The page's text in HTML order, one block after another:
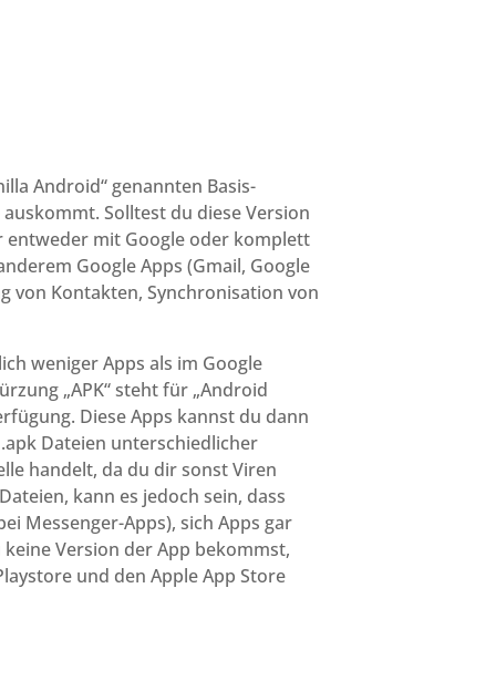
Android“ genannten Basis-
Solltest du diese Version
entweder mit Google oder komplett
Google Apps (Gmail, Google
von Kontakten, Synchronisation von
weniger Apps als im Google
„APK“ steht für „Android
Diese Apps kannst du dann
Dateien unterschiedlicher
handelt, da du dir sonst Viren
kann es jedoch sein, dass
Messenger-Apps), sich Apps gar
Version der App bekommst,
und den Apple App Store